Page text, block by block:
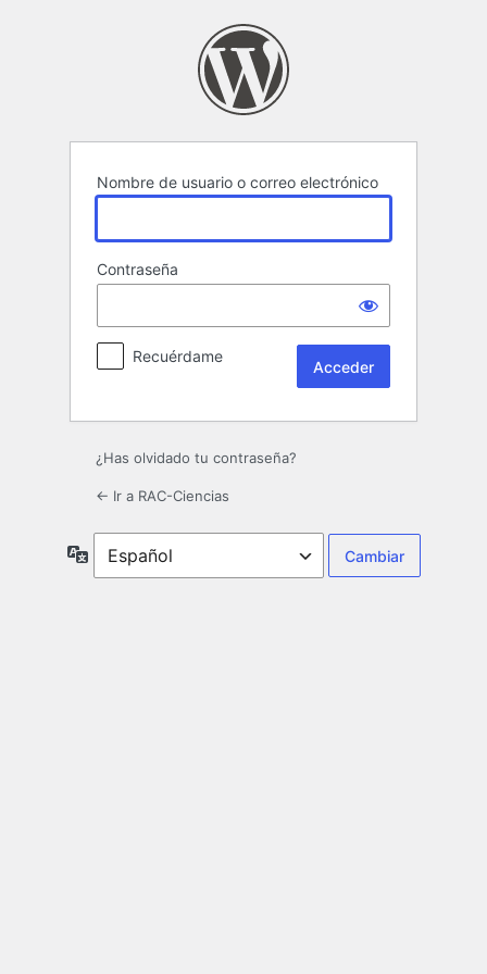
Nombre de usuario o correo electrónico
Contraseña
Recuérdame
¿Has olvidado tu contraseña?
← Ir a RAC-Ciencias
Idioma